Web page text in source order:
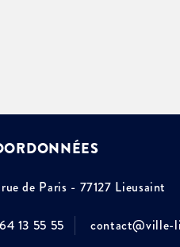
de Paris - 77127 Lieusaint
13 55 55 contact@ville-